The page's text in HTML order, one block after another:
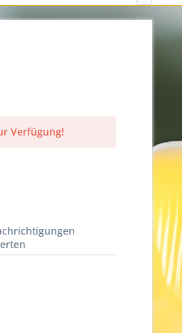
Verfügung!